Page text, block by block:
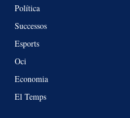
Política
Successos
Esports
Oci
Economia
El Temps